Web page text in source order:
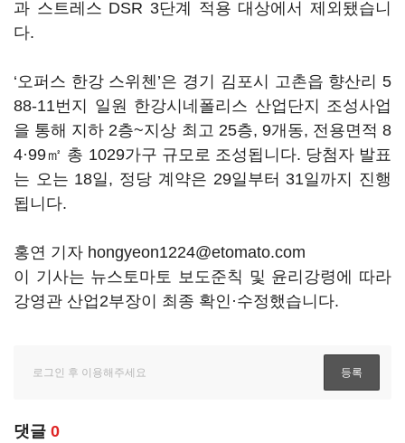
과 스트레스 DSR 3단계 적용 대상에서 제외됐습니
다.
‘오퍼스 한강 스위첸’은 경기 김포시 고촌읍 향산리 5
88-11번지 일원 한강시네폴리스 산업단지 조성사업
을 통해 지하 2층~지상 최고 25층, 9개동, 전용면적 8
4·99㎡ 총 1029가구 규모로 조성됩니 다. 당첨자 발표
는 오는 18일, 정당 계약은 29일부터 31일까지 진행
됩니 다.
홍연 기자 hongyeon1224@etomato.com
이 기사는 뉴스토마토 보도준칙 및 윤리강령에 따라
강영관 산업2부장이 최종 확인·수정했습니다.
댓글 0